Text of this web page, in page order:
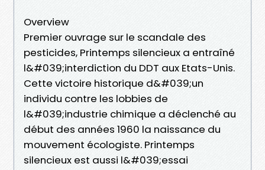
Overview
Premier ouvrage sur le scandale des
pesticides, Printemps silencieux a entraîné
l&#039;interdiction du DDT aux Etats-Unis.
Cette victoire historique d&#039;un
individu contre les lobbies de
l&#039;industrie chimique a déclenché au
début des années 1960 la naissance du
mouvement écologiste. Printemps
silencieux est aussi l&#039;essai